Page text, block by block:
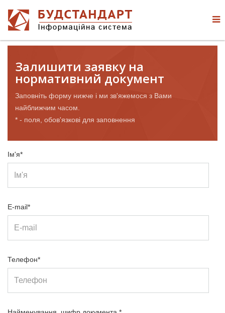
Залишити заявку на
нормативний документ
Заповніть форму нижче і ми зв'яжемося з Вами
найближчим часом.
* - поля, обов'язкові для заповнення
Ім'я*
E-mail*
Телефон*